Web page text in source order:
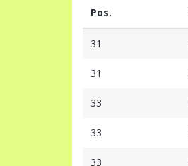
Pos.
31
31
33
33
33